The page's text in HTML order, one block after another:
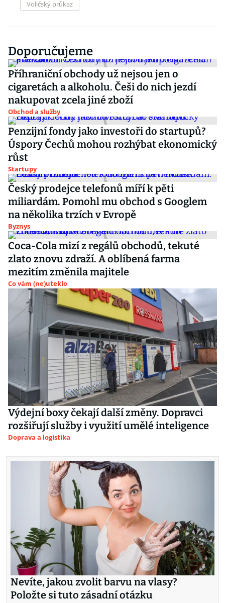
Voličský průkaz
Doporučujeme
Příhraniční obchody už nejsou jen o
cigaretách a alkoholu. Češi do nich jezdí
nakupovat zcela jiné zboží
Obchod a služby
Penzijní fondy jako investoři do startupů?
Úspory Čechů mohou rozhýbat ekonomický
růst
Startupy
Český prodejce telefonů míří k pěti
miliardám. Pomohl mu obchod s Googlem
na několika trzích v Evropě
Byznys
Coca-Cola mizí z regálů obchodů, tekuté
zlato znovu zdraží. A oblíbená farma
mezitím změnila majitele
Co vám (ne)uteklo
Výdejní boxy čekají další změny. Dopravci
rozšiřují služby i využití umělé inteligence
Doprava a logistika
Nevíte, jakou zvolit barvu na vlasy?
Položte si tuto zásadní otázku